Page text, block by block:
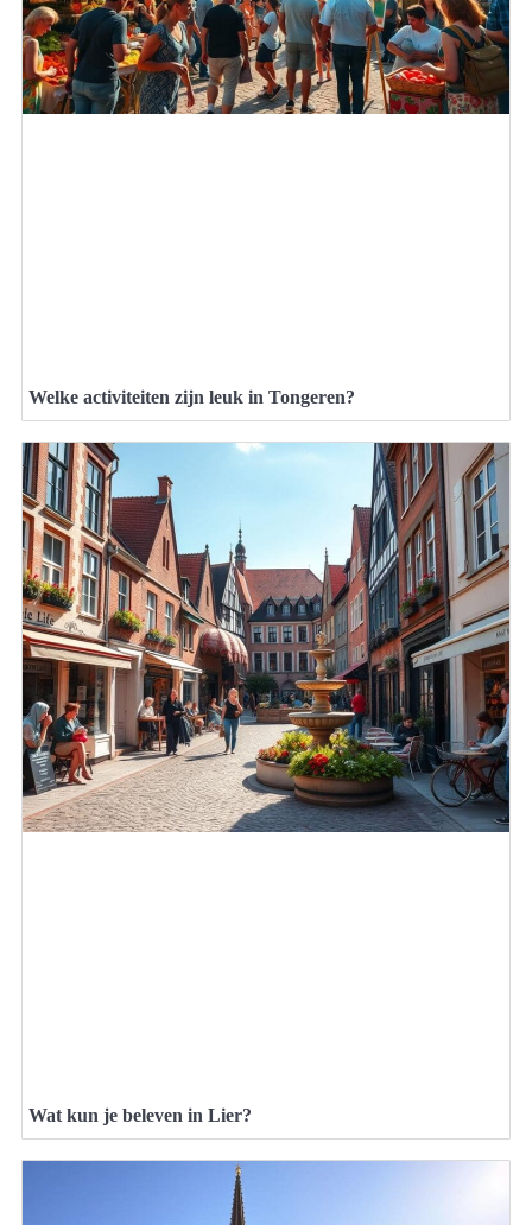
Welke activiteiten zijn leuk in Tongeren?
Wat kun je beleven in Lier?